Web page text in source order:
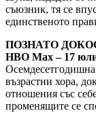
съюзник, тя се
единственото
ПОЗНАТО
HBO Max – 17
възрастни хора,
отношения със
променящите се